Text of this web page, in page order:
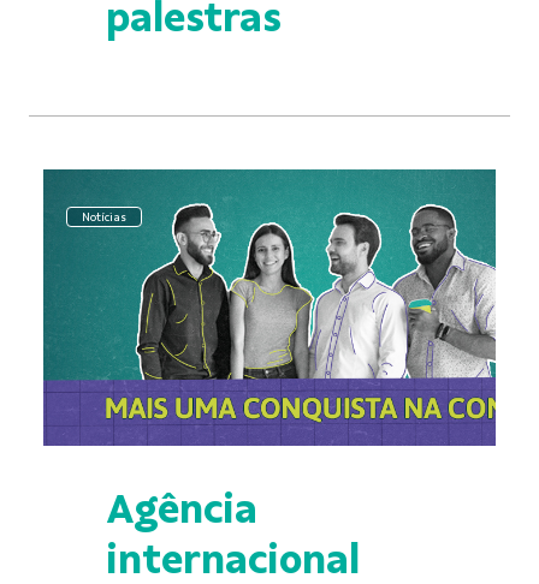
palestras
Notícias
Agência
internacional